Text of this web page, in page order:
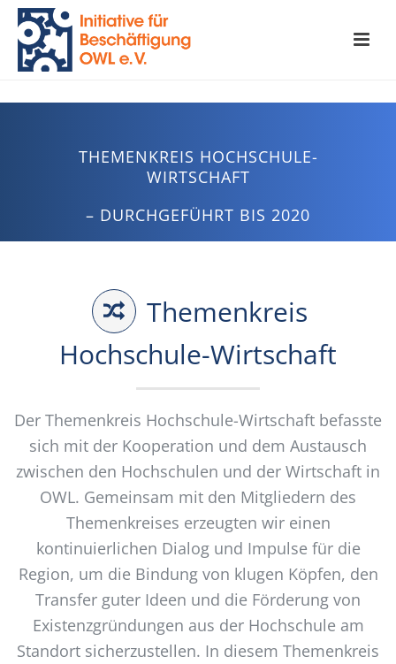
THEMENKREIS HOCHSCHULE-
WIRTSCHAFT
– DURCHGEFÜHRT BIS 2020
Themenkreis
Hochschule-Wirtschaft
Der Themenkreis Hochschule-Wirtschaft befasste
sich mit der Kooperation und dem Austausch
zwischen den Hochschulen und der Wirtschaft in
OWL. Gemeinsam mit den Mitgliedern des
Themenkreises erzeugten wir einen
kontinuierlichen Dialog und Impulse für die
Region, um die Bindung von klugen Köpfen, den
Transfer guter Ideen und die Förderung von
Existenzgründungen aus der Hochschule am
Standort sicherzustellen. In diesem Themenkreis